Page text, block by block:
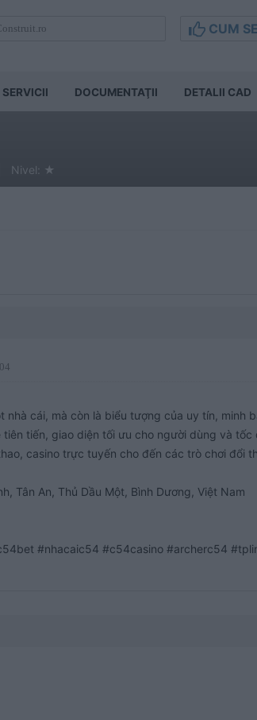
CUM
SERVICII DOCUMENTAŢII DETALII CAD
Nivel: ★
nhà cái, mà còn là biểu tượng của uy tín,
tiên tiến, giao diện tối ưu cho người dùng và
casino trực tuyến cho đến các trò chơi đổi
Tân An, Thủ Dầu Một, Bình Dương, Việt Nam
#nhacaic54 #c54casino #archerc54